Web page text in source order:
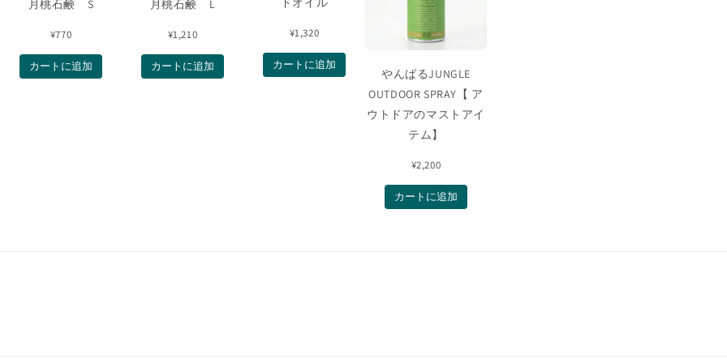
月桃石鹸 S
¥770
カートに追加
月桃石鹸 L
¥1,210
カートに追加
¥1,320
カートに追加
やんばるJUNGLE
OUTDOOR SPRAY【 ア
ウトドアのマストアイ
テム】
¥2,200
カートに追加